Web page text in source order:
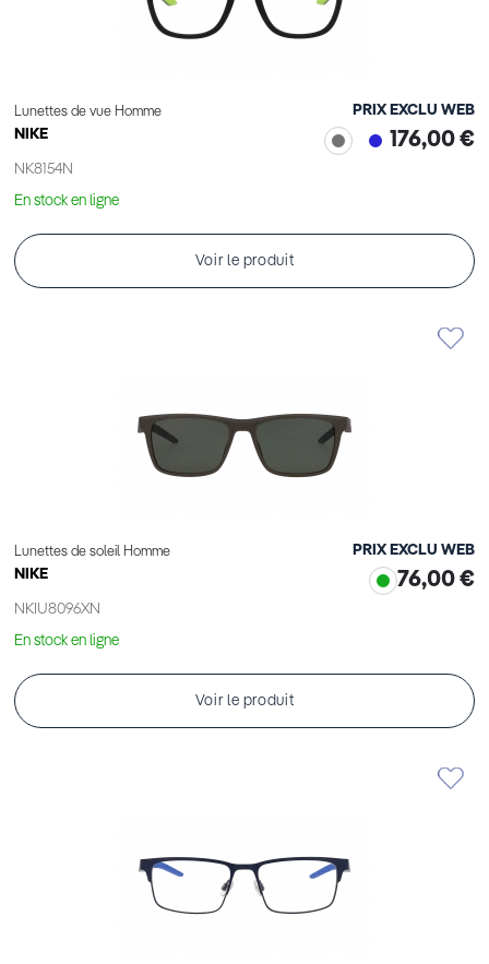
Lunettes de vue Homme
NIKE
NK8154N
PRIX EXCLU WEB
176,00 €
En stock en ligne
Voir le produit
Lunettes de soleil Homme
NIKE
NKIU8096XN
PRIX EXCLU WEB
76,00 €
En stock en ligne
Voir le produit